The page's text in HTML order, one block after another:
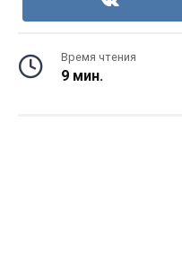
Время чтения
9 мин.